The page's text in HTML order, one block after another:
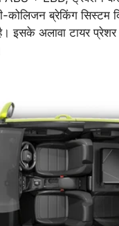
ब्रेकिंग सिस्टम
इसके अलावा टायर